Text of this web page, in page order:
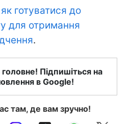
як готуватися до
для отримання
.
Підпишіться на
в Google!
там, де вам зручно!